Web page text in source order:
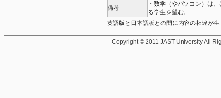
備考
・数学（やパソコン）は
る学生を望む。
英語版と日本語版との間に内容の相違が